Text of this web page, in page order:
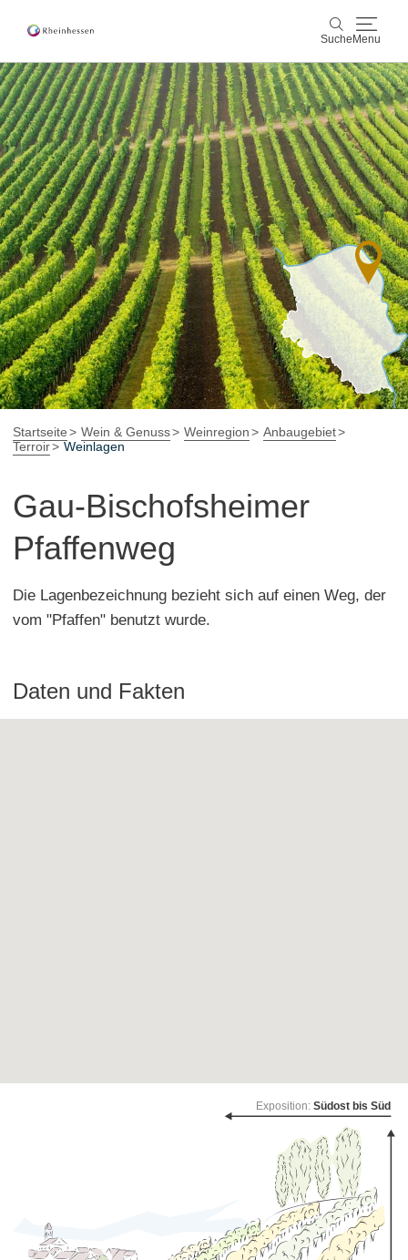
Suche Menu
Suche
Wein & Genuss
Aktiv & Natur
Kultur & Städte
Veranstaltungen
Buchung & Service
ShopRheinhessen-Blog Karte
Startseite Wein & Genuss Weinregion
Anbaugebiet
Terroir
Weinlagen
Gau-Bischofsheimer
Pfaffenweg
Die Lagenbezeichnung bezieht sich auf einen Weg, der
vom "Pfaffen" benutzt wurde.
Daten und Fakten
Exposition: Südost bis Süd